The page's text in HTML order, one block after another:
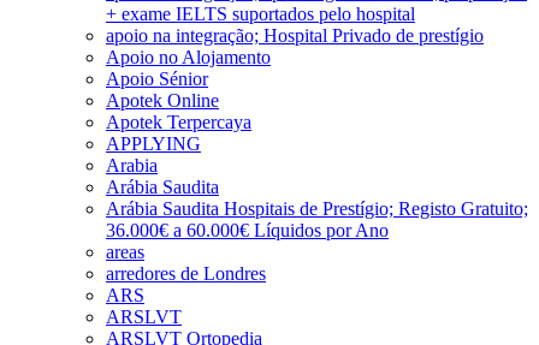
+ exame IELTS suportados pelo hospital
apoio na integração; Hospital Privado de prestígio
Apoio no Alojamento
Apoio Sénior
Apotek Online
Apotek Terpercaya
APPLYING
Arabia
Arábia Saudita
Arábia Saudita Hospitais de Prestígio; Registo Gratuito;
36.000€ a 60.000€ Líquidos por Ano
areas
arredores de Londres
ARS
ARSLVT
ARSLVT Ortopedia